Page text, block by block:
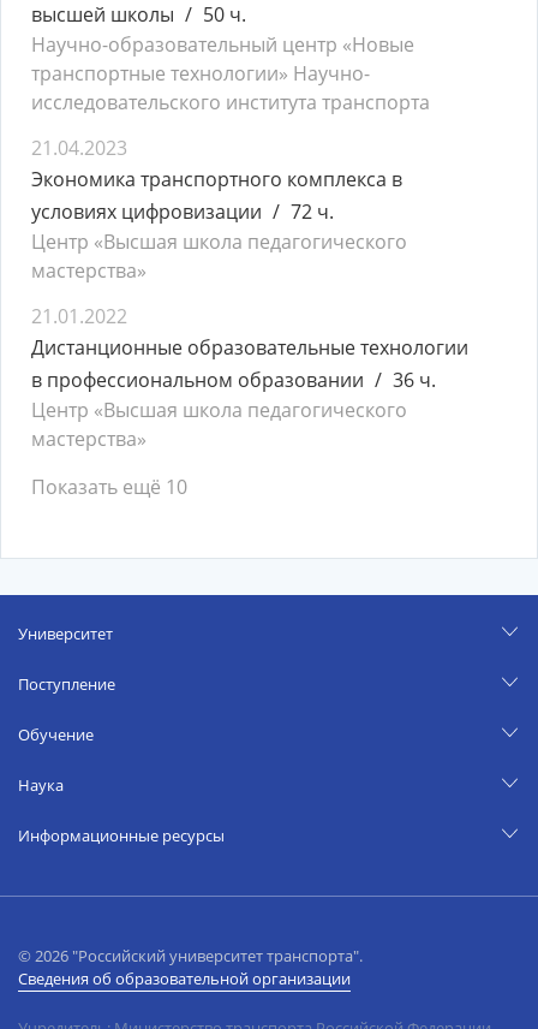
высшей школы
50 ч.
Научно-образовательный центр «Новые
транспортные технологии» Научно-
исследовательского института транспорта
21.04.2023
Экономика транспортного комплекса в
условиях цифровизации
72 ч.
Центр «Высшая школа педагогического
мастерства»
21.01.2022
Дистанционные образовательные технологии
в профессиональном образовании
36 ч.
Центр «Высшая школа педагогического
мастерства»
Показать ещё 10
Университет
Поступление
Обучение
Наука
Информационные ресурсы
© 2026 "Российский университет транспорта".
Сведения об образовательной организации